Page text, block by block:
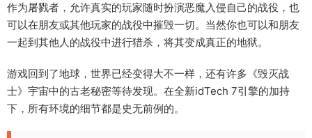
作为屠戮者，允许真实的玩家随时扮演恶魔入侵自己的战役，也
可以在朋友或其他玩家的战役中摧毁一切。当然你也可以和朋友
一起到其他人的战役中进行猎杀，将其变成真正的地狱。
游戏回到了地球，世界已经变得大不一样，还有许多《毁灭战
士》宇宙中的古老秘密等待发现。在全新idTech 7引擎的加持
下，所有环境的细节都是史无前例的。